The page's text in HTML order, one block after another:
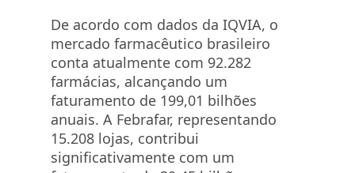
De acordo com dados da IQVIA, o
mercado farmacêutico brasileiro
conta atualmente com 92.282
farmácias, alcançando um
faturamento de 199,01 bilhões
anuais. A Febrafar, representando
15.208 lojas, contribui
significativamente com um